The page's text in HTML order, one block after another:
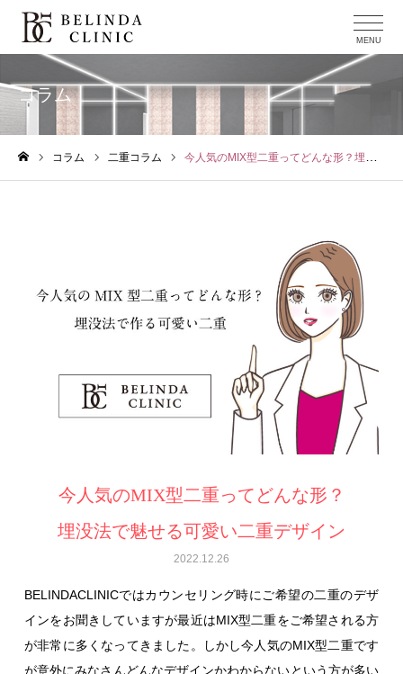
コラム
コラム 二重コラム 今人気のMIX型二重ってどんな形？埋没法で魅せる可愛い二重デザイン
今人気のMIX型二重ってどんな形？
埋没法で魅せる可愛い二重デザイン
2022.12.26
BELINDACLINICではカウンセリング時にご希望の二重のデザ
インをお聞きしていますが最近はMIX型二重をご希望される方
が非常に多くなってきました。しかし今人気のMIX型二重です
が意外にみなさんどんなデザインかわからないという方が多い